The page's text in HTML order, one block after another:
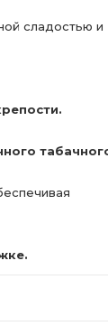
сладостью и